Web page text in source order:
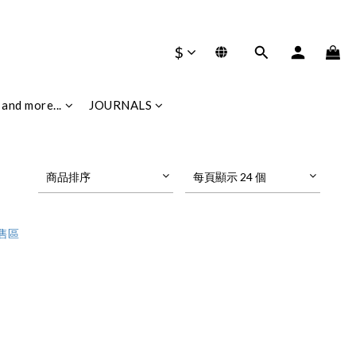
$
and more... JOURNALS
商品排序 每頁顯示 24 個